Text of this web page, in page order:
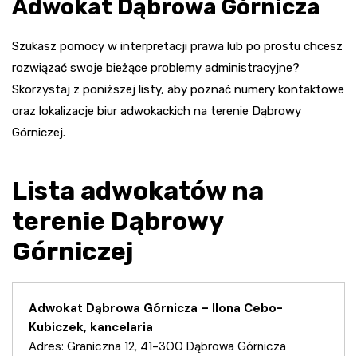
Adwokat Dąbrowa Górnicza
Szukasz pomocy w interpretacji prawa lub po prostu chcesz
rozwiązać swoje bieżące problemy administracyjne?
Skorzystaj z poniższej listy, aby poznać numery kontaktowe
oraz lokalizacje biur adwokackich na terenie Dąbrowy
Górniczej.
Lista adwokatów na
terenie Dąbrowy
Górniczej
Adwokat Dąbrowa Górnicza – Ilona Cebo-
Kubiczek, kancelaria
Adres: Graniczna 12, 41-300 Dąbrowa Górnicza